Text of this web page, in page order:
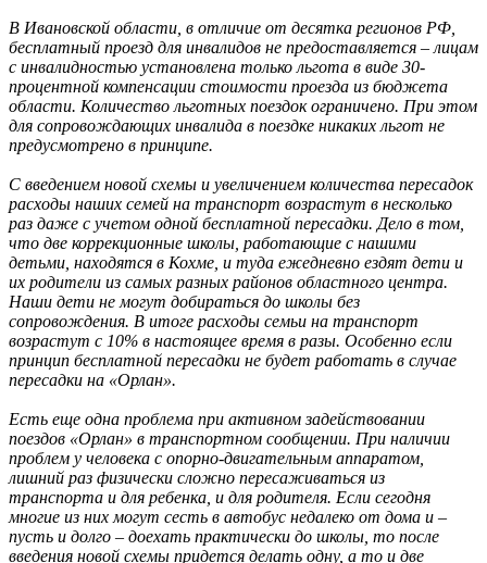
В Ивановской области, в отличие от десятка регионов РФ,
бесплатный проезд для инвалидов не предоставляется – лицам
с инвалидностью установлена только льгота в виде 30-
процентной компенсации стоимости проезда из бюджета
области. Количество льготных поездок ограничено. При этом
для сопровождающих инвалида в поездке никаких льгот не
предусмотрено в принципе.
С введением новой схемы и увеличением количества пересадок
расходы наших семей на транспорт возрастут в несколько
раз даже с учетом одной бесплатной пересадки. Дело в том,
что две коррекционные школы, работающие с нашими
детьми, находятся в Кохме, и туда ежедневно ездят дети и
их родители из самых разных районов областного центра.
Наши дети не могут добираться до школы без
сопровождения. В итоге расходы семьи на транспорт
возрастут с 10% в настоящее время в разы. Особенно если
принцип бесплатной пересадки не будет работать в случае
пересадки на «Орлан».
Есть еще одна проблема при активном задействовании
поездов «Орлан» в транспортном сообщении. При наличии
проблем у человека с опорно-двигательным аппаратом,
лишний раз физически сложно пересаживаться из
транспорта и для ребенка, и для родителя. Если сегодня
многие из них могут сесть в автобус недалеко от дома и –
пусть и долго – доехать практически до школы, то после
введения новой схемы придется делать одну, а то и две